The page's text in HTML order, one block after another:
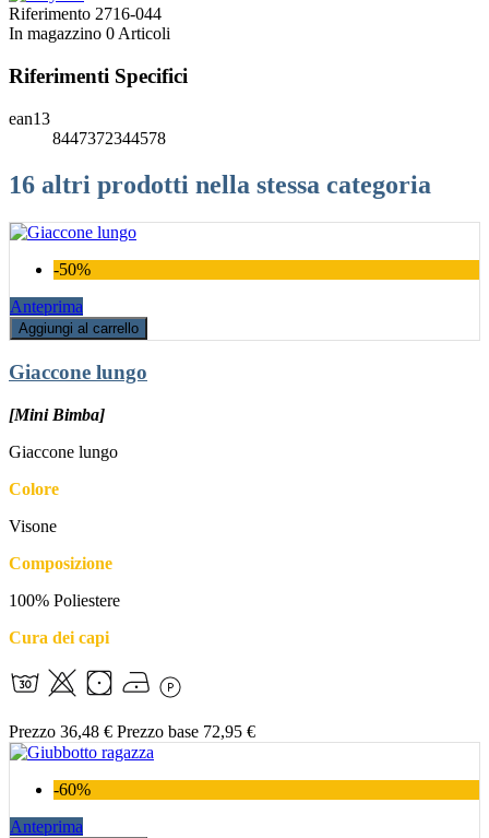
Riferimento 2716-044
In magazzino 0 Articoli
Riferimenti Specifici
ean13
8447372344578
16 altri prodotti nella stessa categoria
-50%
Anteprima
Aggiungi al carrello
Giaccone lungo
[Mini Bimba]
Giaccone lungo
Colore
Visone
Composizione
100% Poliestere
Cura dei capi
Prezzo 36,48 € Prezzo base 72,95 €
-60%
Anteprima